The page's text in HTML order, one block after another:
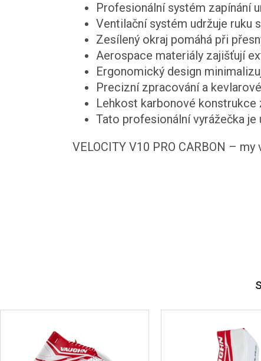
Profesionální systém zapínání
Ventilační systém udržuje ruku
Zesílený okraj pomáhá při
Aerospace materiály zajišťují
Ergonomický design
Precizní zpracování a
Lehkost karbonové konstrukce
Tato profesionální vyrážečka
VELOCITY V10 PRO CARBON –